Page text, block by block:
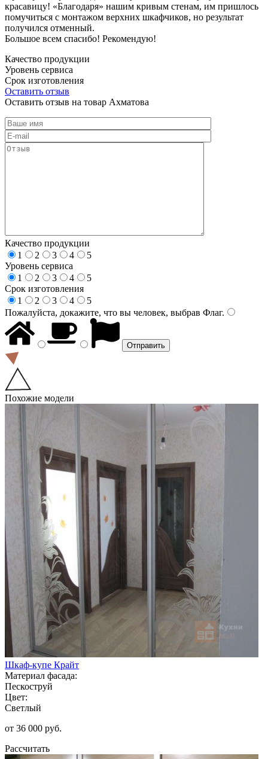
красавицу! «Благодаря» нашим кривым стенам, им пришлось
помучиться с монтажом верхних шкафчиков, но результат
получился отменный.
Большое всем спасибо! Рекомендую!
Качество продукции
Уровень сервиса
Срок изготовления
Оставить отзыв
Оставить отзыв на товар Ахматова
Качество продукции
1
2 3 4
5
Уровень сервиса
1
2 3 4
5
Срок изготовления
1
2 3 4
5
Пожалуйста, докажите, что вы человек, выбрав Флаг.
Похожие модели
Шкаф-купе Крайт
Материал фасада:
Пескоструй
Цвет:
Светлый
от 36 000 руб.
Рассчитать